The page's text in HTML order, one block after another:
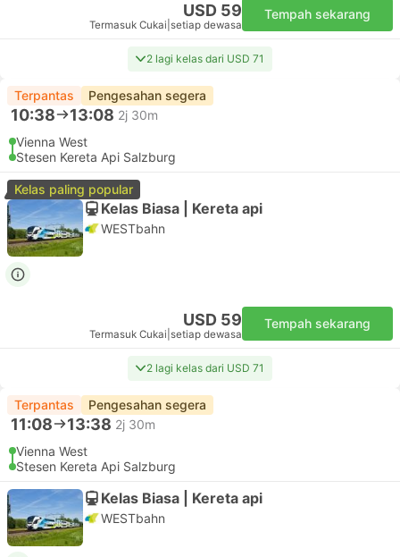
USD 59
Termasuk Cukai setiap dewasa
Tempah sekarang
2 lagi kelas dari USD 71
Terpantas Pengesahan segera
10:38 13:08 2j 30m
Vienna West
Stesen Kereta Api Salzburg
Kelas paling popular
Kelas Biasa | Kereta api
WESTbahn
USD 59
Termasuk Cukai setiap dewasa
Tempah sekarang
2 lagi kelas dari USD 71
Terpantas Pengesahan segera
11:08 13:38 2j 30m
Vienna West
Stesen Kereta Api Salzburg
Kelas Biasa | Kereta api
WESTbahn